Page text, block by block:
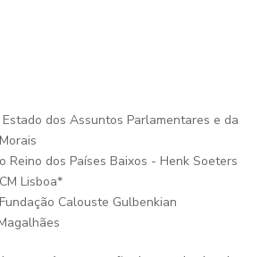
dos Assuntos Parlamentares e da
Reino dos Países Baixos - Henk Soeters
Lisboa*
Calouste Gulbenkian